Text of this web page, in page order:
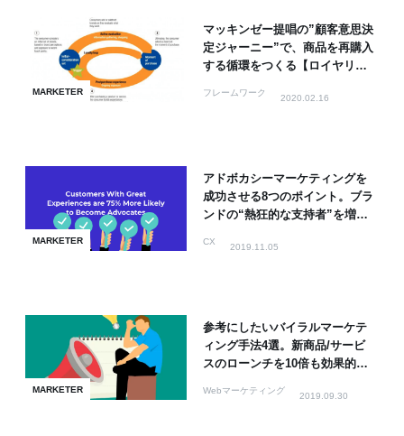
MARKETER
マッキンゼー提唱の”顧客意思決
定ジャーニー”で、商品を再購入
する循環をつくる【ロイヤリテ
フレームワーク
2020.02.16
MARKETER
アドボカシーマーケティングを
成功させる8つのポイント。ブラ
ンドの“熱狂的な支持者”を増や
CX
2019.11.05
MARKETER
参考にしたいバイラルマーケテ
ィング手法4選。新商品/サービ
スのローンチを10倍も効果的
Webマーケティング
2019.09.30